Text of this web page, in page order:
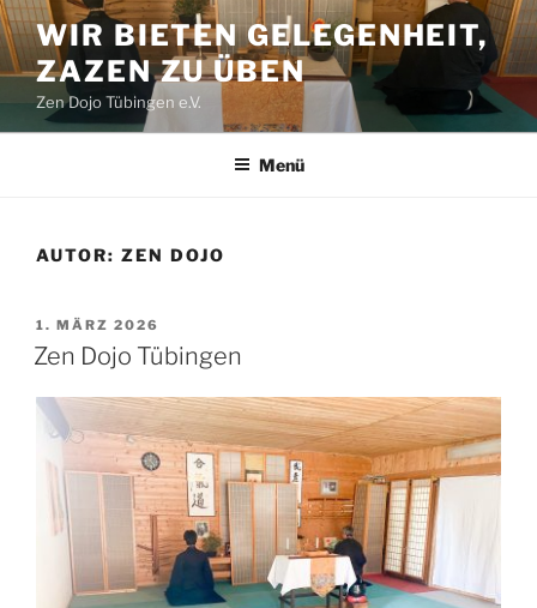
Zum
Inhalt
springen
WIR BIETEN GELEGENHEIT,
ZAZEN ZU ÜBEN
Zen Dojo Tübingen e.V.
Menü
AUTOR: ZEN DOJO
VERÖFFENTLICHT
AM
1. MÄRZ 2026
Zen Dojo Tübingen